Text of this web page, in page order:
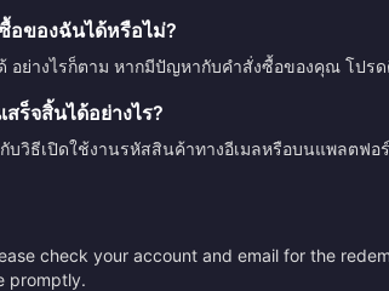
อของฉันได้หรือไม่?
อย่างไรก็ตาม หากมีปัญหากับคำสั่งซื้อของคุณ โป
ร็จสิ้นได้อย่างไร?
บวิธีเปิดใช้งานรหัสสินค้าทางอีเมลหรือบนแพลตฟ
check your account and email for the
promptly.